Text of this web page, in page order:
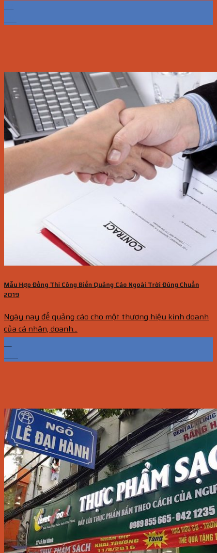
07
Th1
Mẫu Hợp Đồng Thi Công Biển Quảng Cáo Ngoài Trời Đúng Chuẩn
2019
Ngày nay để quảng cáo cho một thương hiệu kinh doanh
của cá nhân, doanh...